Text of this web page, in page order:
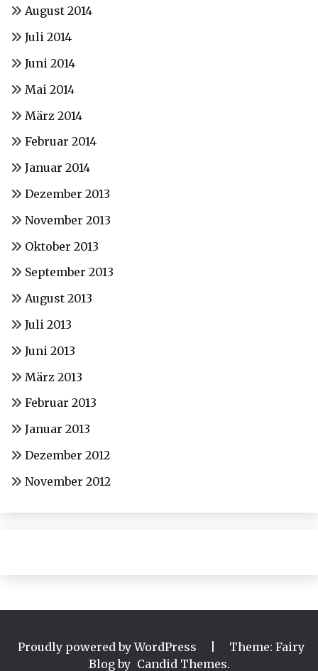
August 2014
Juli 2014
Juni 2014
Mai 2014
März 2014
Februar 2014
Januar 2014
Dezember 2013
November 2013
Oktober 2013
September 2013
August 2013
Juli 2013
Juni 2013
März 2013
Februar 2013
Januar 2013
Dezember 2012
November 2012
Proudly powered by WordPress
Theme: Fairy
Blog by Candid Themes.